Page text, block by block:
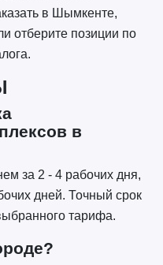
в Шымкенте,
отберите позиции по
в
за 2 - 4 рабочих дня,
дней. Точный срок
тарифа.